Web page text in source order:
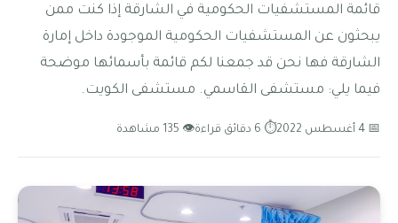
قائمة المستشفيات الحكومية في الشارقة إذا كنت ممن
يبحثون عن المستشفيات الحكومية الموجودة داخل إمارة
الشارقة فها نحن قد جمعنا لكم قائمة بأسمائها موضحة
فيما يلي: مستشفى القاسمي. مستشفى الكويت.
📅 4 أغسطس 2022 ⏱ 6 دقائق قراءة 👁 135 مشاهدة